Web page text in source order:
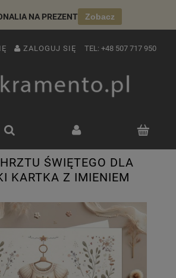
NA PREZENT Zobacz
ZALOGUJ SIĘ TEL: +48 507 717 950
ŚWIĘTEGO DLA
KARTKA Z IMIENIEM